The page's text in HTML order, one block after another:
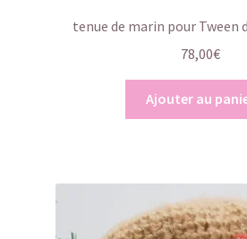
tenue de marin pour Tween
78,00€
Ajouter au